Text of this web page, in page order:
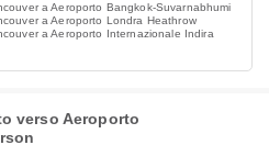
a Aeroporto Bangkok-Suvarnabhumi
a Aeroporto Londra Heathrow
a Aeroporto Internazionale Indira
verso Aeroporto